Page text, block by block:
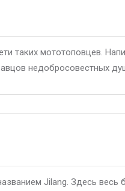
таких мототоповцев.
недобросовестных
Jilang. Здесь весь